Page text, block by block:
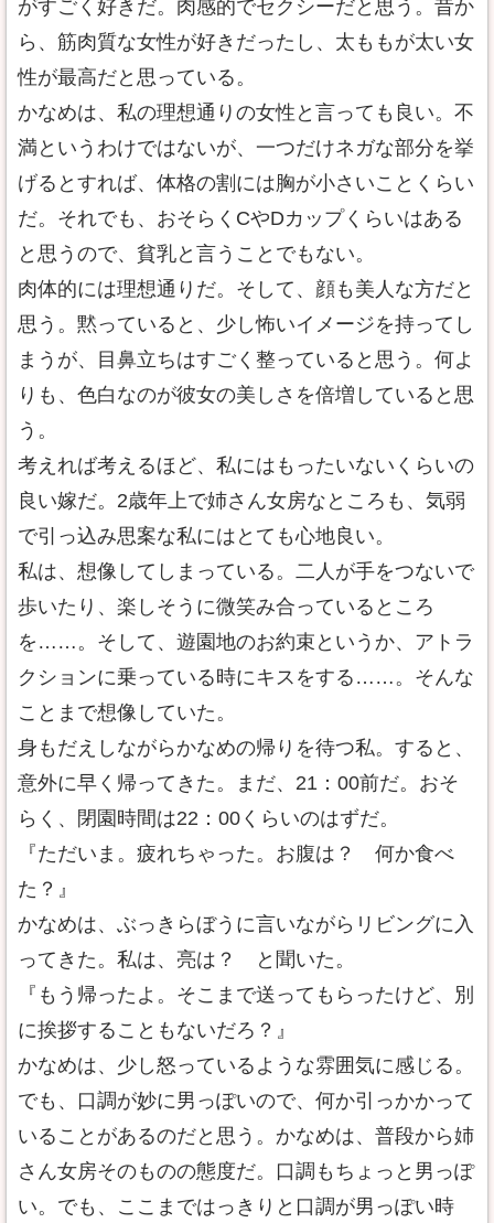
がすごく好きだ。肉感的でセクシーだと思う。昔か
ら、筋肉質な女性が好きだったし、太ももが太い女
性が最高だと思っている。
かなめは、私の理想通りの女性と言っても良い。不
満というわけではないが、一つだけネガな部分を挙
げるとすれば、体格の割には胸が小さいことくらい
だ。それでも、おそらくCやDカップくらいはある
と思うので、貧乳と言うことでもない。
肉体的には理想通りだ。そして、顔も美人な方だと
思う。黙っていると、少し怖いイメージを持ってし
まうが、目鼻立ちはすごく整っていると思う。何よ
りも、色白なのが彼女の美しさを倍増していると思
う。
考えれば考えるほど、私にはもったいないくらいの
良い嫁だ。2歳年上で姉さん女房なところも、気弱
で引っ込み思案な私にはとても心地良い。
私は、想像してしまっている。二人が手をつないで
歩いたり、楽しそうに微笑み合っているところ
を……。そして、遊園地のお約束というか、アトラ
クションに乗っている時にキスをする……。そんな
ことまで想像していた。
身もだえしながらかなめの帰りを待つ私。すると、
意外に早く帰ってきた。まだ、21：00前だ。おそ
らく、閉園時間は22：00くらいのはずだ。
『ただいま。疲れちゃった。お腹は？ 何か食べ
た？』
かなめは、ぶっきらぼうに言いながらリビングに入
ってきた。私は、亮は？ と聞いた。
『もう帰ったよ。そこまで送ってもらったけど、別
に挨拶することもないだろ？』
かなめは、少し怒っているような雰囲気に感じる。
でも、口調が妙に男っぽいので、何か引っかかって
いることがあるのだと思う。かなめは、普段から姉
さん女房そのものの態度だ。口調もちょっと男っぽ
い。でも、ここまではっきりと口調が男っぽい時